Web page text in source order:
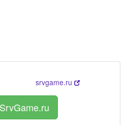
srvgame.ru